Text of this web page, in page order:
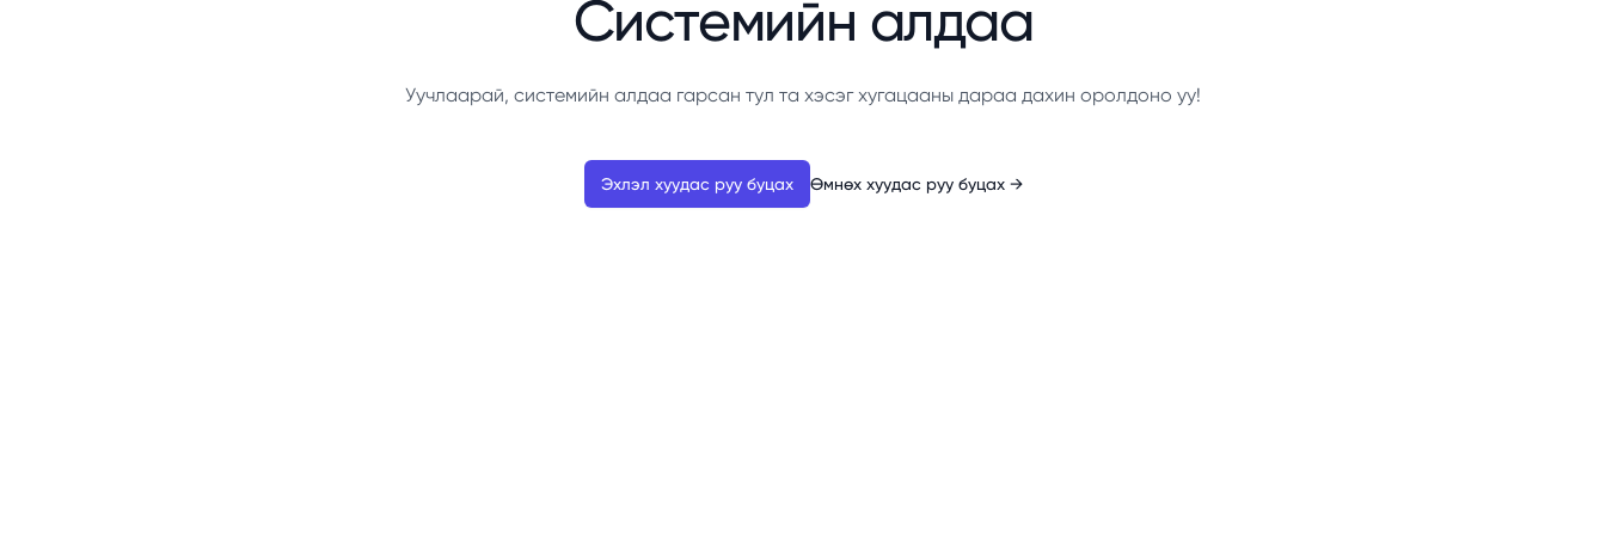
Системийн алдаа
Уучлаарай, системийн алдаа гарсан тул та хэсэг хугацааны дараа дахин оролдоно уу!
Эхлэл хуудас руу буцах Өмнөх хуудас руу буцах →